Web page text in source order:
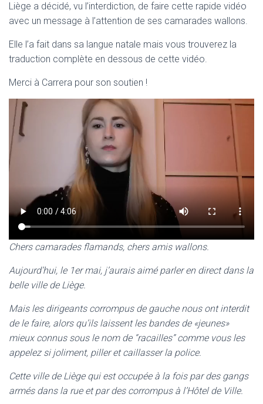
T
I
Liège a décidé, vu l’interdiction, de faire cette rapide vidéo
avec un message à l’attention de ses camarades wallons.
Elle l’a fait dans sa langue natale mais vous trouverez la
traduction complète en dessous de cette vidéo.
Merci à Carrera pour son soutien !
Chers camarades flamands, chers amis wallons.
Aujourd’hui, le 1er mai, j’aurais aimé parler en direct dans la
belle ville de Liège.
Mais les dirigeants corrompus de gauche nous ont interdit
de le faire, alors qu’ils laissent les bandes de «jeunes»
mieux connus sous le nom de “racailles” comme vous les
appelez si joliment, piller et caillasser la police.
Cette ville de Liège qui est occupée à la fois par des gangs
armés dans la rue et par des corrompus à l’Hôtel de Ville.